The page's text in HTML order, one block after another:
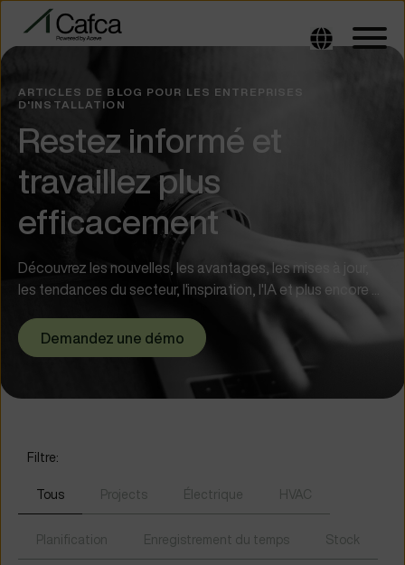
ARTICLES DE BLOG POUR LES ENTREPRISES
D'INSTALLATION
Restez informé et
travaillez plus
efficacement
Découvrez les nouvelles, les avantages, les mises à jour,
les tendances du secteur, l'inspiration, l'IA et plus encore ...
Demandez une démo
Filtre:
Tous Projects Électrique HVAC
Planification Enregistrement du temps Stock